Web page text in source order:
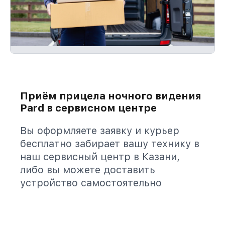
Приём прицела ночного видения
Pard в сервисном центре
Вы оформляете заявку и курьер
бесплатно забирает вашу технику в
наш сервисный центр в Казани,
либо вы можете доставить
устройство самостоятельно